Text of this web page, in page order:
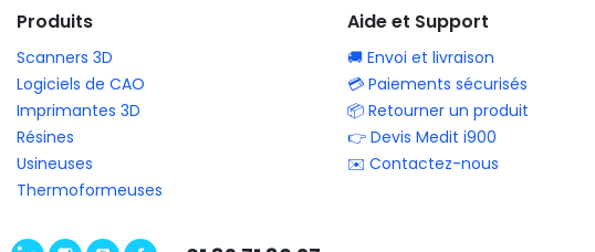
Produits
Scanners 3D
Logiciels de CAO
Imprimantes 3D
Résines
Usineuses
Thermoformeuses
Aide et Support
🚚 Envoi et livraison
💳 Paiements sécurisés
📦 Retourner un produit
👉 Devis Medit i900
✉️ Contactez-nous